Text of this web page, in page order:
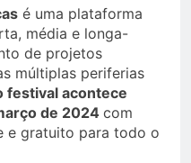
é uma plataforma
média e longa-
de projetos
múltiplas periferias
festival acontece
de 2024 com
e gratuito para todo o